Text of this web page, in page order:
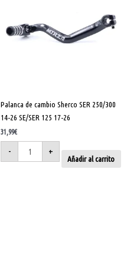
Palanca de cambio Sherco SER 250/300
14-26 SE/SER 125 17-26
31,99€
-
26
SE/SER
125
+
Añadir al carrito